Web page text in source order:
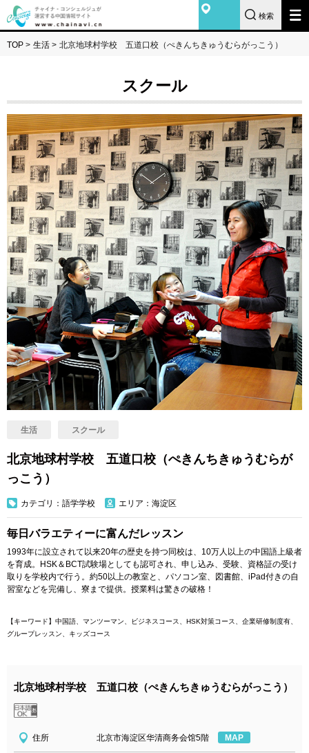
検索
TOP > 生活 > 北京地球村学校 五道口校（ぺきんちきゅうむらがっこう）
スクール
生活 スクール
北京地球村学校 五道口校（ぺきんちきゅうむらが
っこう）
カテゴリ：語学学校 エリア：海淀区
毎日バラエティーに富んだレッスン
1993年に設立されて以来20年の歴史を持つ同校は、10万人以上の中国語上級者
を育成。HSK＆BCT試験場としても認可され、申し込み、受験、資格証の受け
取りを学校内で行う。約50以上の教室と、パソコン室、図書館、iPad付きの自
習室などを完備し、寮まで提供。授業料は驚きの破格！
【キーワード】中国語、マンツーマン、ビジネスコース、HSK対策コース、企業研修制度有、
グループレッスン、キッズコース
北京地球村学校 五道口校（ぺきんちきゅうむらがっこう）
住所 北京市海淀区华清商务会馆5階 MAP